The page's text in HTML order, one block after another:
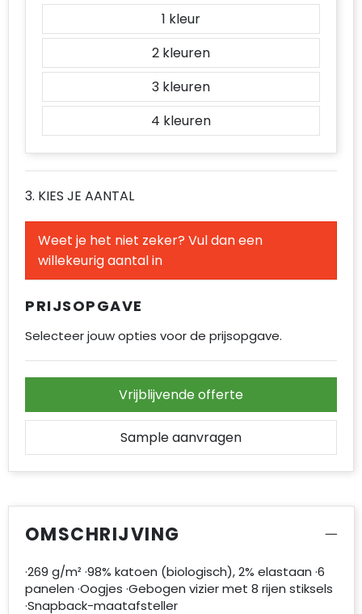
1
2
3
4
3. KIES JE AANTAL
Weet je het niet zeker? Vul dan een
willekeurig aantal in
PRIJSOPGAVE
Selecteer jouw opties voor de prijsopgave.
Vrijblijvende offerte
Sample aanvragen
OMSCHRIJVING
·269 g/m² ·98% katoen (biologisch), 2% elastaan ·6
panelen ·Oogjes ·Gebogen vizier met 8 rijen stiksels
·Snapback-maatafsteller